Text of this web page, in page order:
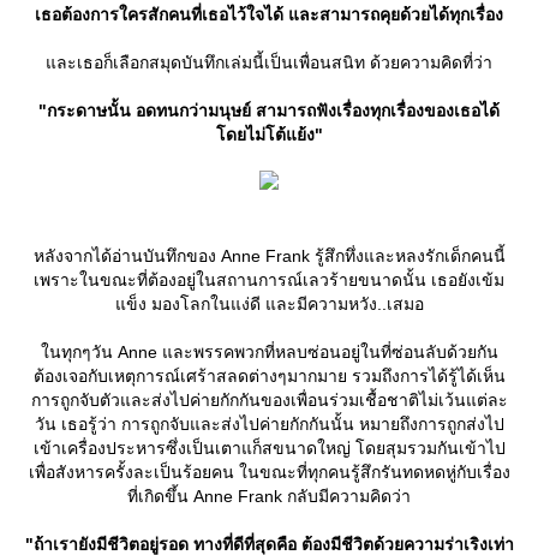
เธอต้องการใครสักคนที่เธอไว้ใจได้ และสามารถคุยด้วยได้ทุกเรื่อง
ละเธอก็เลือกสมุดบันทึกเล่มนี้เป็นเพื่อนสนิท ด้วยความคิดที่ว่า
"กระดาษนั้น อดทนกว่ามนุษย์ สามารถฟังเรื่องทุกเรื่องของเธอได้
ดยไม่โต้แย้ง"
หลังจากได้อ่านบันทึกของ Anne Frank รู้สึกทึ่งและหลงรักเด็กคนนี้
เพราะในขณะที่ต้องอยู่ในสถานการณ์เลวร้ายขนาดนั้น เธอยังเข้ม
ข็ง มองโลกในแง่ดี และมีความหวัง..เสมอ
นทุกๆวัน Anne และพรรคพวกที่หลบซ่อนอยู่ในที่ซ่อนลับด้วยกัน
ต้องเจอกับเหตุการณ์เศร้าสลดต่างๆมากมาย รวมถึงการได้รู้ได้เห็น
การถูกจับตัวและส่งไปค่ายกักกันของเพื่อนร่วมเชื้อชาติไม่เว้นแต่ละ
วัน เธอรู้ว่า การถูกจับและส่งไปค่ายกักกันนั้น หมายถึงการถูกส่งไป
เข้าเครื่องประหารซึ่งเป็นเตาแก็สขนาดใหญ่ โดยสุมรวมกันเข้าไป
เพื่อสังหารครั้งละเป็นร้อยคน ในขณะที่ทุกคนรู้สึกรันทดหดหู่กับเรื่อง
ที่เกิดขึ้น Anne Frank กลับมีความคิดว่า
"ถ้าเรายังมีชีวิตอยู่รอด ทางที่ดีที่สุดคือ ต้องมีชีวิตด้วยความร่าเริงเท่า